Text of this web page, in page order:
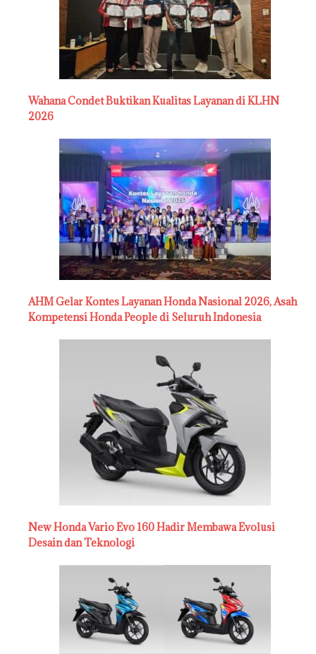
Wahana Condet Buktikan Kualitas Layanan di KLHN
2026
AHM Gelar Kontes Layanan Honda Nasional 2026, Asah
Kompetensi Honda People di Seluruh Indonesia
New Honda Vario Evo 160 Hadir Membawa Evolusi
Desain dan Teknologi